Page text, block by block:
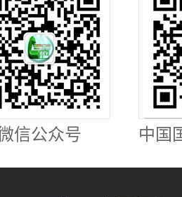
信公众号 中国